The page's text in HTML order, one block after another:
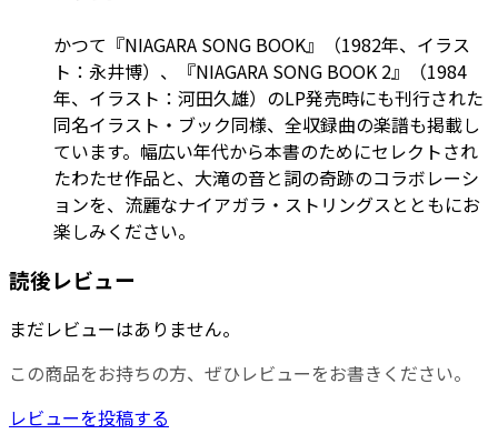
かつて『NIAGARA SONG BOOK』（1982年、イラス
ト：永井博）、『NIAGARA SONG BOOK 2』（1984
年、イラスト：河田久雄）のLP発売時にも刊行された
同名イラスト・ブック同様、全収録曲の楽譜も掲載し
ています。幅広い年代から本書のためにセレクトされ
たわたせ作品と、大滝の音と詞の奇跡のコラボレーシ
ョンを、流麗なナイアガラ・ストリングスとともにお
楽しみください。
読後レビュー
まだレビューはありません。
この商品をお持ちの方、ぜひレビューをお書きください。
レビューを投稿する